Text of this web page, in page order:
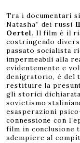
Tra i documentari
Natasha” dei russi
Oertel. Il film è il
costringendo
passato socialista
impermeabili alla
evidentemente e
denigratorio, è del
restituire la
gli storici
sovietismo
esasperazioni
connessione con
film in conclusione
adempiere al